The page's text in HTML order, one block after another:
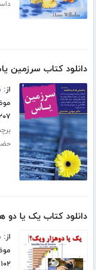
دانلود کتاب سرزمین
از:
۲۰۷
دانلود کتاب یک یا دو
از:
۱۰۲ صفحه